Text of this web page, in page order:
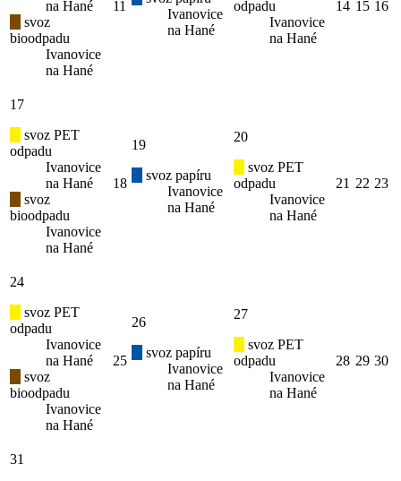
na Hané
svoz
bioodpadu
Ivanovice
na Hané
11
Ivanovice
na Hané
odpadu
Ivanovice
na Hané
14 15 16
17
svoz PET
odpadu
Ivanovice
na Hané
svoz
bioodpadu
Ivanovice
na Hané
18
19
svoz papíru
Ivanovice
na Hané
20
svoz PET
odpadu
Ivanovice
na Hané
21 22 23
24
svoz PET
odpadu
Ivanovice
na Hané
svoz
bioodpadu
Ivanovice
na Hané
25
26
svoz papíru
Ivanovice
na Hané
27
svoz PET
odpadu
Ivanovice
na Hané
28 29 30
31